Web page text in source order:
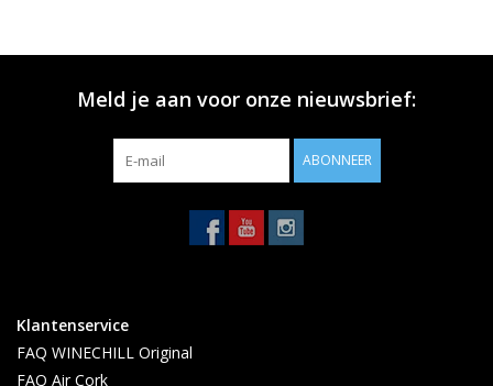
Meld je aan voor onze nieuwsbrief:
ABONNEER
Klantenservice
FAQ WINECHILL Original
FAQ Air Cork